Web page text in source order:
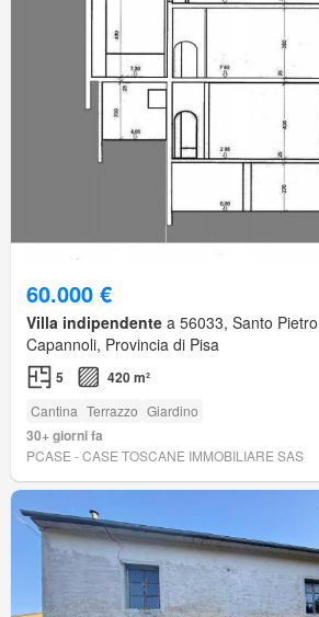
60.000 €
Villa indipendente a 56033, Santo
Capannoli, Provincia di Pisa
5 420 m²
Cantina Terrazzo Giardino
30+ giorni fa
PCASE - CASE TOSCANE IMMOBILIARE SAS